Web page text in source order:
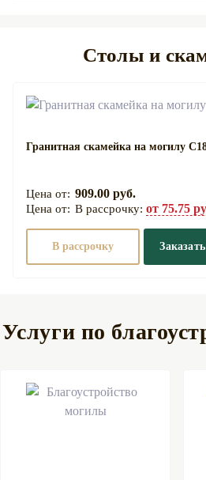
Столы и
Гранитная скамейка на могилу
909.00 руб.
В рассрочку: от 75.75
В рассрочку
Услуги по